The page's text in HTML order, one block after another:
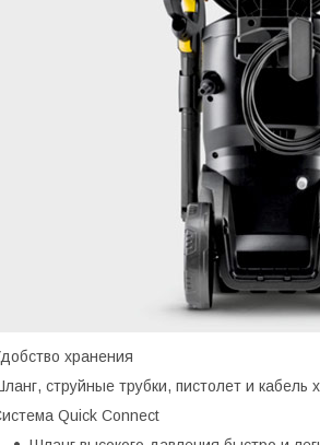
хранения
струйные трубки, пистолет и кабель
Quick Connect